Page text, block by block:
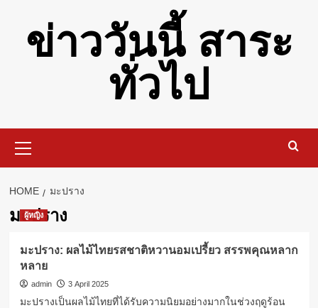
contentข่าววันนี้ สาระ
ทั่วไป
Menu
HOME มะปราง
มะปราง
ผู้หญิง
มะปราง: ผลไม้ไทยรสชาติหวานอมเปรี้ยว สรรพคุณหลาก
หลาย
admin 3 April 2025
มะปรางเป็นผลไม้ไทยที่ได้รับความนิยมอย่างมากในช่วงฤดูร้อน